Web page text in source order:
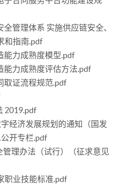
管理体系 实施供应链安全、
和指南.pdf
能力成熟度模型.pdf
能力成熟度评估方法.pdf
取证流程规范.pdf
2019.pdf
经济发展规划的通知（国发
公开专栏.pdf
理办法（试行）（征求意见
职业技能标准.pdf